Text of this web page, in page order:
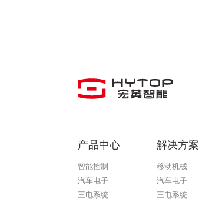
产品中心
智能控制
汽车电子
三电系统
解决方案
移动机械
汽车电子
三电系统